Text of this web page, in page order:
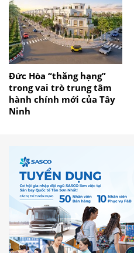
Đức Hòa “thăng hạng”
trong vai trò trung tâm
hành chính mới của Tây
Ninh